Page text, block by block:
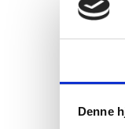
Denne